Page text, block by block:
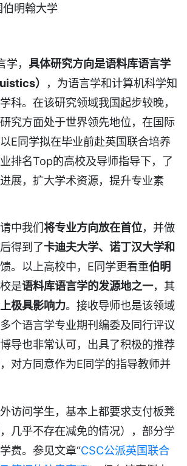
明翰大学
， 具体研究方向是语料库语言学
）
，为语言学和计算机科学知
科。在该研究领域我国起步较晚，
究方面处于世界领先地位，在国际
E同学拟在毕业前赴英国联合培养
排名Top的高校及导师指导下，了
展，扩大学术资源，提升专业素
中我们将专业方向放在首位，并做
得到了卡迪夫大学、诺丁汉大学和
。以上高校中，E同学更看重伯明
是语料库语言学的发源地之一，其
极具影响力。接收导师也是该领域
个语言学专业期刊编委及同行评议
导也非常认可，出具了积极的推荐
对方同意作为E同学的指导教师并
访问学生，基本上都要求支付板凳
几乎不存在减免的情况），部分学
费。参见文章“CSC公派英国联合